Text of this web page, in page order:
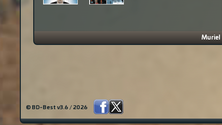
Muriel
© BD-Best v3.6 / 2026